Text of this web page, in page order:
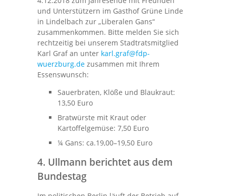
und Unterstützern im Gasthof Grüne Linde
in Lindelbach zur „Liberalen Gans“
zusammenkommen. Bitte melden Sie sich
rechtzeitig bei unserem Stadtratsmitglied
Karl Graf an unter karl.graf@fdp-
wuerzburg.de zusammen mit Ihrem
Essenswunsch:
Sauerbraten, Klöße und Blaukraut:
13,50 Euro
Bratwürste mit Kraut oder
Kartoffelgemüse: 7,50 Euro
¼ Gans: ca.19,00–19,50 Euro
4. Ullmann berichtet aus dem
Bundestag